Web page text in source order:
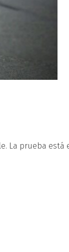
La prueba